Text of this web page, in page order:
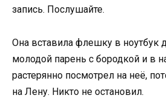
запись. Послушайте.
Она вставила флешку в
молодой парень с бородкой и в
растерянно посмотрел на неё,
на Лену. Никто не остановил.